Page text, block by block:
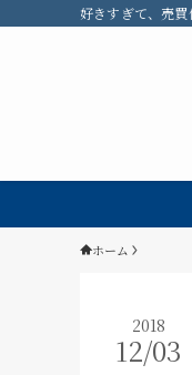
好きすぎて、売
ホーム
2018
12/03